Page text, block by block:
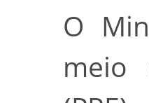
O
meio